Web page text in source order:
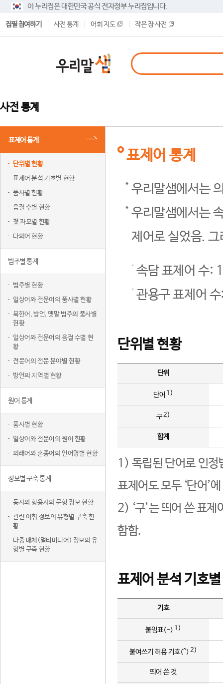
이 누리집은 대한민국 공식 전자정부 누리집입니다.
집필 참여하기 사전 통계 어휘 지도 작은 창 사전
사전 통계
표제어 통계
단위별 현황
표제어 분석 기호별 현황
품사별 현황
음절 수별 현황
첫 자모별 현황
다의어 현황
범주별 통계
범주별 현황
일상어와 전문어의 품사별 현황
북한어, 방언, 옛말 범주의 품사별
현황
일상어와 전문어의 음절 수별 현
황
전문어의 전문 분야별 현황
방언의 지역별 현황
원어 통계
품사별 현황
일상어와 전문어의 원어 현황
외래어와 혼종어의 언어명별 현황
정보별 구축 통계
동사와 형용사의 문형 정보 현황
관련 어휘 정보의 유형별 구축 현
황
다중 매체(멀티미디어) 정보의 유
형별 구축 현황
표제어 통계
우리말샘에서는
우리말샘에서는
제어로 실었음.
속담 표제어 수:
관용구 표제어
단위별 현황
단위
단어 1)
구2)
합계
1) 독립된 단어로 인정
표제어도 모두 ‘단어’
2) ‘구’는 띄어 쓴 표
함함.
표제어 분석 기호
기호
붙임표(-) 1)
붙여쓰기 허용 기호(^) 2)
띄어 쓴 것